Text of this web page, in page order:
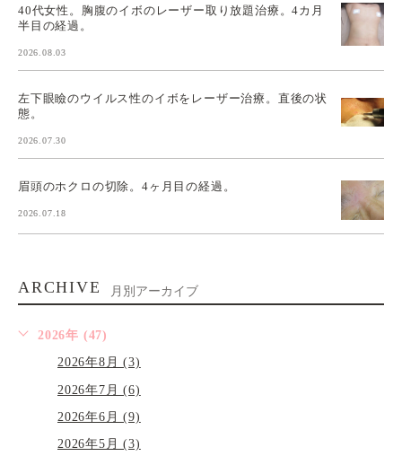
40代女性。胸腹のイボのレーザー取り放題治療。4カ月
半目の経過。
2026.08.03
左下眼瞼のウイルス性のイボをレーザー治療。直後の状
態。
2026.07.30
眉頭のホクロの切除。4ヶ月目の経過。
2026.07.18
ARCHIVE 月別アーカイブ
2026年 (47)
2026年8月 (3)
2026年7月 (6)
2026年6月 (9)
2026年5月 (3)